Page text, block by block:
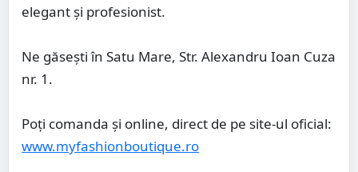
elegant și profesionist.
Ne găsești în Satu Mare, Str. Alexandru Ioan Cuza
nr. 1.
Poți comanda și online, direct de pe site-ul oficial:
www.myfashionboutique.ro